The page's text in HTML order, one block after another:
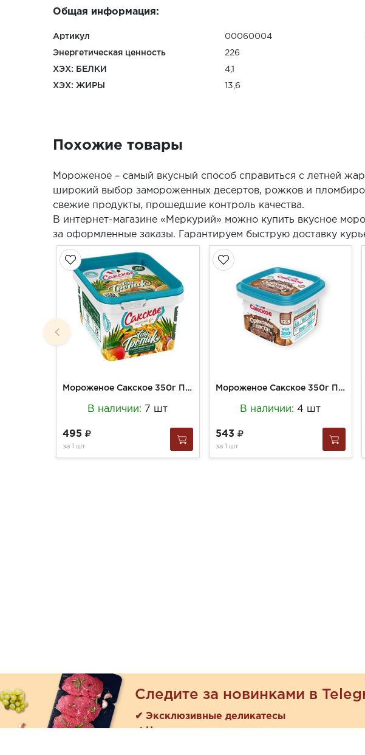
Общая информация:
Артикул 00060004
Энергетическая ценность 226
ХЭХ: БЕЛКИ 4,1
ХЭХ: ЖИРЫ 13,6
Похожие товары
Мороженое – самый вкусный способ справиться с летней
широкий выбор замороженных десертов, рожков и
свежие продукты, прошедшие контроль качества.
В интернет-магазине «Меркурий» можно купить вкусное
за оформленные заказы. Гарантируем быструю доставку
Мороженое Сакское 350г Пломбир манго-маракуйя с фруктовым наполнителем (12)
В наличии: 7 шт
495
за 1 шт
Мороженое Сакское 350г Пломбир шоколадный с орехово-шоколад пастой и фундук (12)
В наличии:4 шт
543
за 1 шт
Следите за новинками в
✔ Эксклюзивные деликатесы
✔ Новые поступления